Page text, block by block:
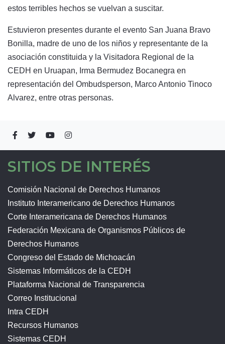
estos terribles hechos se vuelvan a suscitar.
Estuvieron presentes durante el evento San Juana Bravo
Bonilla, madre de uno de los niños y representante de la
asociación constituida y la Visitadora Regional de la
CEDH en Uruapan, Irma Bermudez Bocanegra en
representación del Ombudsperson, Marco Antonio Tinoco
Alvarez, entre otras personas.
SITIOS DE INTERÉS
Comisión Nacional de Derechos Humanos
Instituto Interamericano de Derechos Humanos
Corte Interamericana de Derechos Humanos
Federación Mexicana de Organismos Públicos de
Derechos Humanos
Congreso del Estado de Michoacán
Sistemas Informáticos de la CEDH
Plataforma Nacional de Transparencia
Correo Institucional
Intra CEDH
Recursos Humanos
Sistemas CEDH